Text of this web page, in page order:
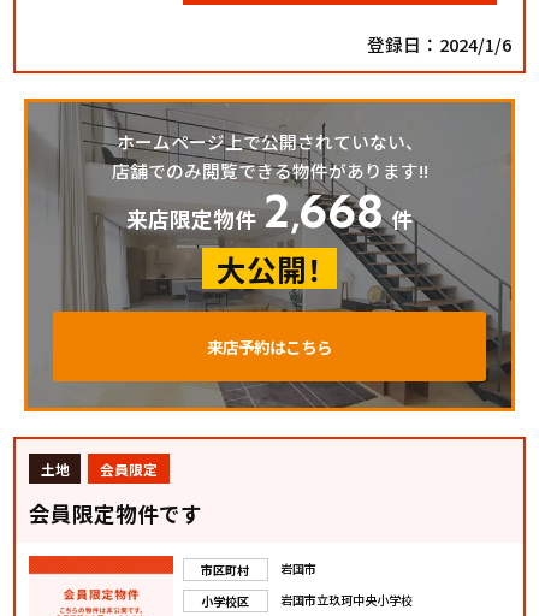
登録日：2024/1/6
ホームページ上で公開されていない、
店舗でのみ閲覧できる物件があります!!
来店限定物件 2,668 件
大公開！
来店予約はこちら
土地 会員限定
会員限定物件です
市区町村
岩国市
小学校区
岩国市立玖珂中央小学校